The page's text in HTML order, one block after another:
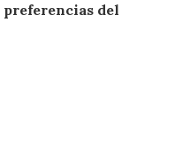
preferencias del